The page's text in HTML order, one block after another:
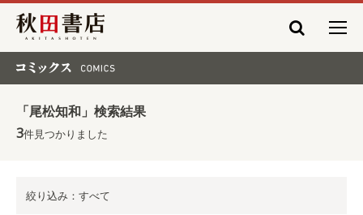
秋田書店
「尾松知和」検索結果
3件見つかりました
絞り込み：すべて